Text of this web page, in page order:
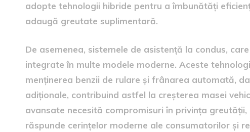
adopte tehnologii hibride pentru a îmbunătăți
adaugă greutate suplimentară.
De asemenea, sistemele de asistență la condus,
integrate în multe modele moderne. Aceste
menținerea benzii de rulare și frânarea automată,
adiționale, contribuind astfel la creșterea masei
avansate necesită compromisuri în privința
răspunde cerințelor moderne ale consumatorilor și